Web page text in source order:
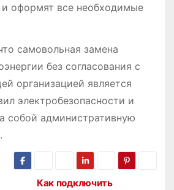
и оформят все необходимые
самовольная замена
без согласования с
организацией является
электробезопасности и
собой административную
Как подключить